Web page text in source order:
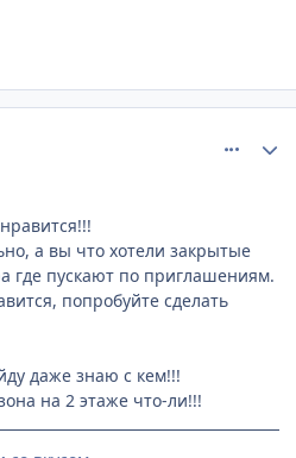
а вы что хотели закрытые
где пускают по приглашениям.
попробуйте сделать
даже знаю с кем!!!
на 2 этаже что-ли!!!